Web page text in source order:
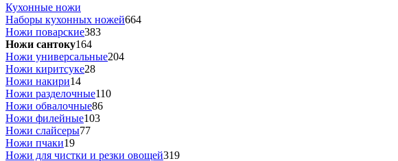
Кухонные ножи
Наборы кухонных ножей664
Ножи поварские383
Ножи сантоку164
Ножи универсальные204
Ножи киритсуке28
Ножи накири14
Ножи разделочные110
Ножи обвалочные86
Ножи филейные103
Ножи слайсеры77
Ножи пчаки19
Ножи для чистки и резки овощей319